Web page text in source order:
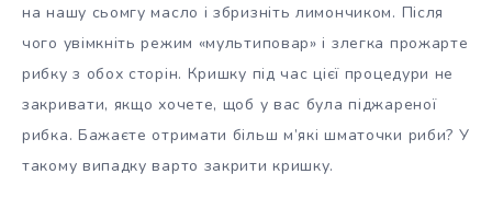
на нашу сьомгу масло і збризніть лимончиком. Після
чого увімкніть режим «мультиповар» і злегка прожарте
рибку з обох сторін. Кришку під час цієї процедури не
закривати, якщо хочете, щоб у вас була піджареної
рибка. Бажаєте отримати більш м’які шматочки риби? У
такому випадку варто закрити кришку.